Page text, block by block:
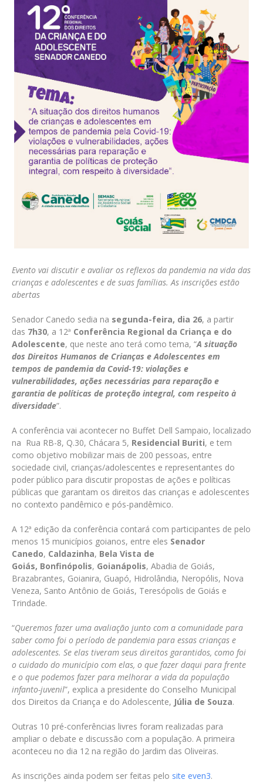
Evento vai discutir e avaliar os reflexos da pandemia na vida das
crianças e adolescentes e de suas famílias. As inscrições estão
abertas
Senador Canedo sedia na segunda-feira, dia 26, a partir
das 7h30, a 12ª Conferência Regional da Criança e do
Adolescente, que neste ano terá como tema, “A situação
dos Direitos Humanos de Crianças e Adolescentes em
tempos de pandemia da Covid-19: violações e
vulnerabilidades, ações necessárias para reparação e
garantia de políticas de proteção integral, com respeito à
diversidade”.
A conferência vai acontecer no Buffet Dell Sampaio, localizado
na Rua RB-8, Q.30, Chácara 5, Residencial Buriti, e tem
como objetivo mobilizar mais de 200 pessoas, entre
sociedade civil, crianças/adolescentes e representantes do
poder público para discutir propostas de ações e políticas
públicas que garantam os direitos das crianças e adolescentes
no contexto pandêmico e pós-pandêmico.
A 12ª edição da conferência contará com participantes de pelo
menos 15 municípios goianos, entre eles Senador
Canedo, Caldazinha, Bela Vista de
Goiás, Bonfinópolis, Goianápolis, Abadia de Goiás,
Brazabrantes, Goianira, Guapó, Hidrolândia, Neropólis, Nova
Veneza, Santo Antônio de Goiás, Teresópolis de Goiás e
Trindade.
“Queremos fazer uma avaliação junto com a comunidade para
saber como foi o período de pandemia para essas crianças e
adolescentes. Se elas tiveram seus direitos garantidos, como foi
o cuidado do município com elas, o que fazer daqui para frente
e o que podemos fazer para melhorar a vida da população
infanto-juvenil”, explica a presidente do Conselho Municipal
dos Direitos da Criança e do Adolescente, Júlia de Souza.
Outras 10 pré-conferências livres foram realizadas para
ampliar o debate e discussão com a população. A primeira
aconteceu no dia 12 na região do Jardim das Oliveiras.
As inscrições ainda podem ser feitas pelo site even3.